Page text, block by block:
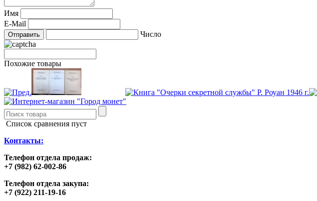
Имя
E-Mail
Число
Похожие товары
Список сравнения пуст
Контакты:
Телефон отдела продаж:
+7 (982) 62-002-86
Телефон отдела закупа:
+7 (922) 211-19-16